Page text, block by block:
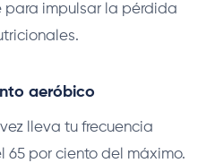
para impulsar la pérdida
aeróbico
lleva tu frecuencia
por ciento del máximo.